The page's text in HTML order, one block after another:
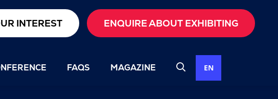
INTEREST ENQUIRE ABOUT EXHIBITING
FAQS MAGAZINE EN